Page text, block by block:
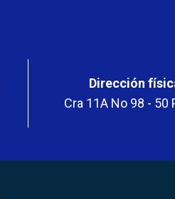
Dirección
Cra 11A No 98 - 50